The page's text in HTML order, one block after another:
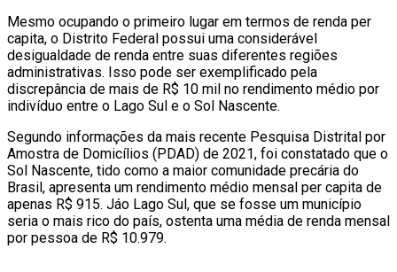
Mesmo ocupando o primeiro lugar em termos de renda per
capita, o Distrito Federal possui uma considerável
desigualdade de renda entre suas diferentes regiões
administrativas. Isso pode ser exemplificado pela
discrepância de mais de R$ 10 mil no rendimento médio por
indivíduo entre o Lago Sul e o Sol Nascente.
Segundo informações da mais recente Pesquisa Distrital por
Amostra de Domicílios (PDAD) de 2021, foi constatado que o
Sol Nascente, tido como a maior comunidade precária do
Brasil, apresenta um rendimento médio mensal per capita de
apenas R$ 915. Jáo Lago Sul, que se fosse um município
seria o mais rico do país, ostenta uma média de renda mensal
por pessoa de R$ 10.979.